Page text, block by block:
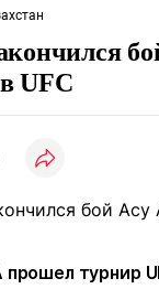
UFC
турнир